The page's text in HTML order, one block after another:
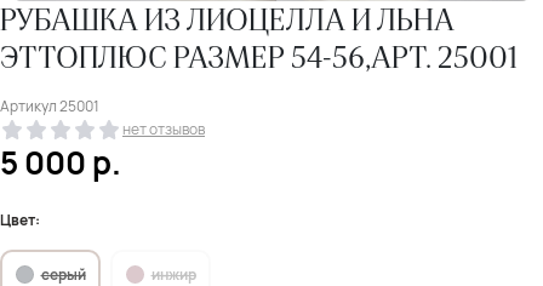
РУБАШКА ИЗ ЛИОЦЕЛЛА И ЛЬНА
ЭТТОПЛЮС РАЗМЕР 54-56,АРТ. 25001
Артикул25001
нет отзывов
5 000р.
Цвет:
серый инжир